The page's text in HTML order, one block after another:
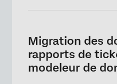
Migration des
rapports de
modeleur de